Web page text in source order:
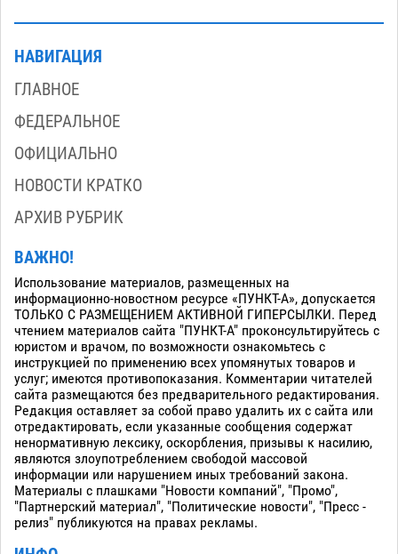
НАВИГАЦИЯ
ГЛАВНОЕ
ФЕДЕРАЛЬНОЕ
ОФИЦИАЛЬНО
НОВОСТИ КРАТКО
АРХИВ РУБРИК
ВАЖНО!
Использование материалов, размещенных на
информационно-новостном ресурсе «ПУНКТ-А», допускается
ТОЛЬКО С РАЗМЕЩЕНИЕМ АКТИВНОЙ ГИПЕРСЫЛКИ. Перед
чтением материалов сайта "ПУНКТ-А" проконсультируйтесь с
юристом и врачом, по возможности ознакомьтесь с
инструкцией по применению всех упомянутых товаров и
услуг; имеются противопоказания. Комментарии читателей
сайта размещаются без предварительного редактирования.
Редакция оставляет за собой право удалить их с сайта или
отредактировать, если указанные сообщения содержат
ненормативную лексику, оскорбления, призывы к насилию,
являются злоупотреблением свободой массовой
информации или нарушением иных требований закона.
Материалы с плашками "Новости компаний", "Промо",
"Партнерский материал", "Политические новости", "Пресс -
релиз" публикуются на правах рекламы.